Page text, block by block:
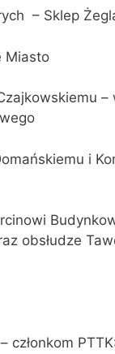
– Sklep
Miasto
–
i
obsłudze
członkom